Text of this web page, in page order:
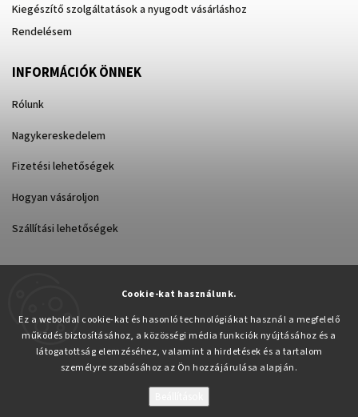
Cookie-kat használunk.
Ez a weboldal cookie-kat és hasonló technológiákat használ a megfelelő
működés biztosításához, a közösségi média funkciók nyújtásához és a
látogatottság elemzéséhez, valamint a hirdetések és a tartalom
személyre szabásához az Ön hozzájárulása alapján.
Kiegészítő szolgáltatások a nyugodt vásárláshoz
Rendelésem
INFORMÁCIÓK ÖNNEK
Rólunk
Nagykereskedelem
Fizetési lehetőségek
Hogyan vásároljon
Szállítási lehetőségek